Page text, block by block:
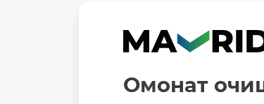
Омонат